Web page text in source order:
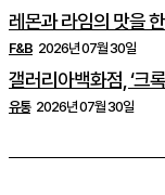
레몬과 라임의 맛을
F&B 2026년 07월 30일
갤러리아백화점, ‘크
유통 2026년 07월 30일